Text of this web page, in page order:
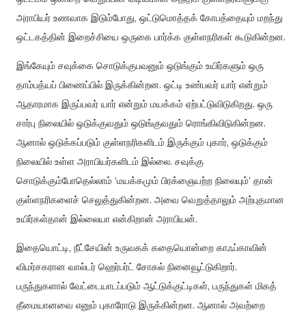
அராபியர் உணவாக இடும்போது, ஒட்டுமொத்தக் கோபத்தையும் மறந்து
ஒட்டகத்தின் இறைச்சியை ஒருகை பார்க்க குள்ளநரிகள் கூடுகின்றன.
இங்கேயும் சவுக்கை சொடுக்குபவனும் ஒடுங்கும் உயிர்களும் ஒரு
தாம்பத்யப் பிணைப்பில் இருக்கின்றன. ஒட்டி உண்பவர் யார் என்றும்
ஆதாரமாக இருப்பவர் யார் என்றும் மயக்கம் ஏற்பட்டுவிடுகிறது. ஒரு
சார்பு நிலையில் ஒடுக்குவதும் ஒடுங்குவதும் ரொங்கிவிடுகின்றன.
ஆனால் ஒடுக்கப்படும் குள்ளநரிகளிடம் இருக்கும் புகார், ஒடுக்கும்
நிலையில் உள்ள அராபியர்களிடம் இல்லை. சவுக்கு
சொடுக்கும்போதெல்லாம் ‘மயக்கமும் பிரக்ஞையற்ற நிலையும்’ தான்
குள்ளநரிகளைச் செலுத்துகின்றன. அவை வெறுத்தாலும் அற்புதமான
உயிர்கள்தான் இல்லையா என்கிறான் அராபியன்.
இதையொட்டி, நீட்சேயின் உருவகக் கதையொன்றை காஃப்காவின்
விமர்சகரான வால்டர் ஹெர்பர்ட் சோகல் நினைவூட்டுகிறார்.
பருந்துகளால் வேட்டையாடப்படும் ஆட்டுக்குட்டிகள், பருந்துகள் மிகத்
தீமையானவை எனும் புகாரோடு இருக்கின்றன. ஆனால் அவற்றை